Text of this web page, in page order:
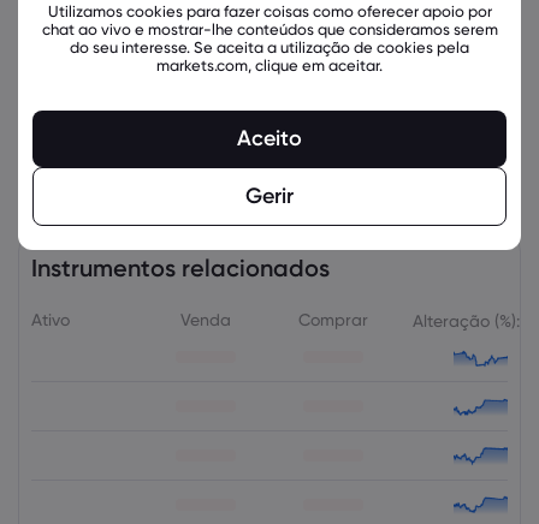
Terça-feira - Quarta-feira 22:01 - 20:59
Quinta-feira - Sexta-feira 22:01 - 20:59
Instrumentos relacionados
Ativo Venda Comprar Alteração (%):
Utilizamos cookies para fazer coisas como oferecer apoio por
chat ao vivo e mostrar-lhe conteúdos que consideramos serem
do seu interesse. Se aceita a utilização de cookies pela
markets.com, clique em aceitar.
Aceito
Gerir